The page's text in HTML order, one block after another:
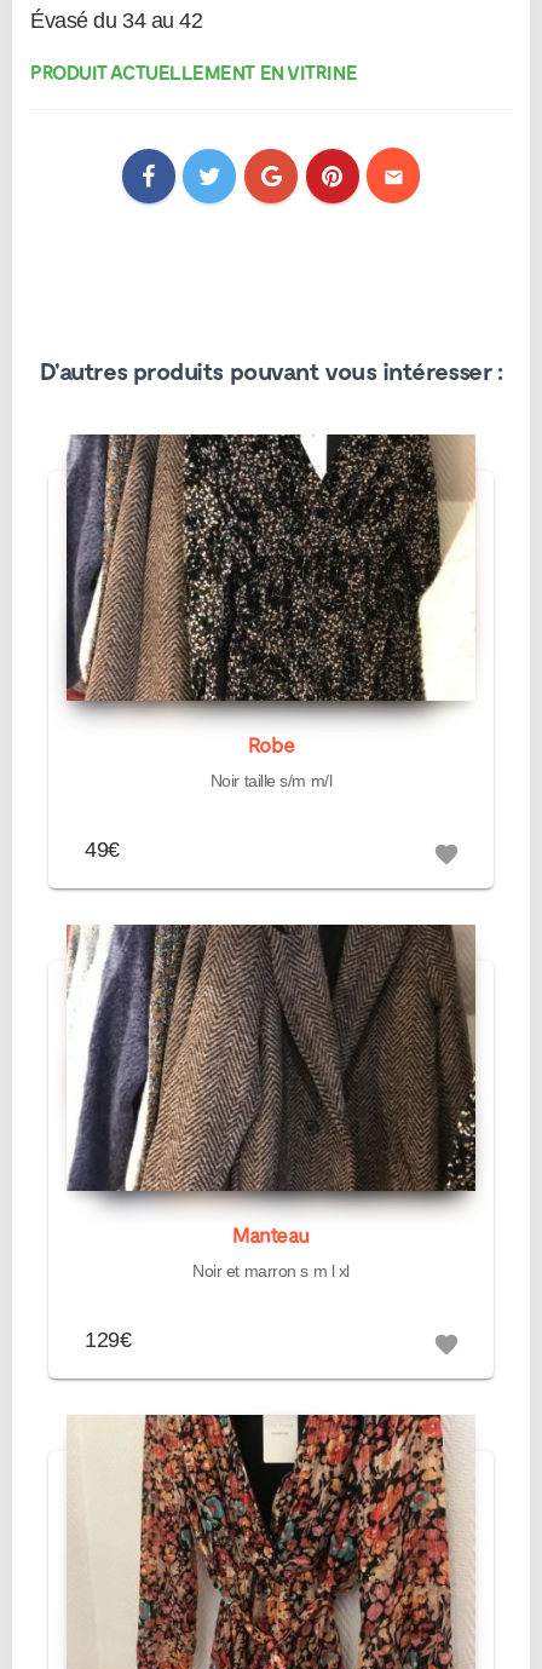
PRODUIT ACTUELLEMENT EN VITRINE
mail
D'autres produits pouvant vous intéresser :
Robe
Noir taille s/m m/l
49€ favorite
Manteau
Noir et marron s m l xl
129€ favorite